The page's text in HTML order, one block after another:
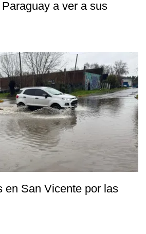
a ver a sus
en San Vicente por las